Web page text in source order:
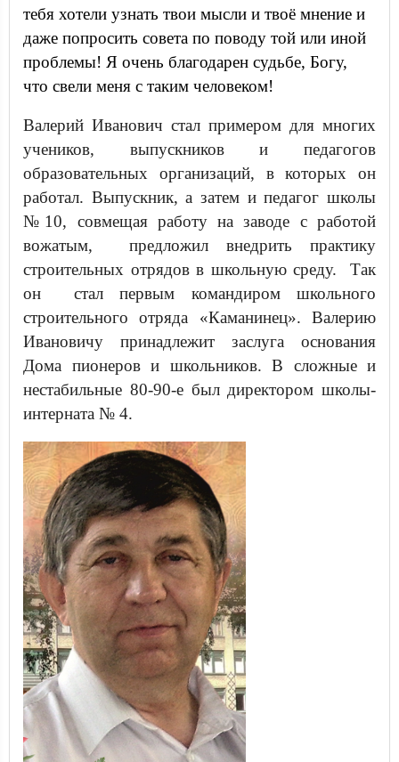
тебя хотели узнать твои мысли и твоё мнение и
даже попросить совета по поводу той или иной
проблемы! Я очень благодарен судьбе, Богу,
что свели меня с таким человеком!
Валерий Иванович стал примером для многих
учеников, выпускников и педагогов
образовательных организаций, в которых он
работал. Выпускник, а затем и педагог школы
№10, совмещая работу на заводе с работой
вожатым, предложил внедрить практику
строительных отрядов в школьную среду. Так
он стал первым командиром школьного
строительного отряда «Каманинец». Валерию
Ивановичу принадлежит заслуга основания
Дома пионеров и школьников. В сложные и
нестабильные 80-90-е был директором школы-
интерната № 4.